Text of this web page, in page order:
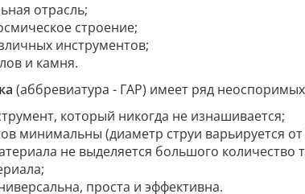
отрасль;
строение;
инструментов;
и камня.
(аббревиатура - ГАР) имеет ряд
который никогда не изнашивается;
минимальны (диаметр струи варьируется
не выделяется большого количество
проста и эффективна.